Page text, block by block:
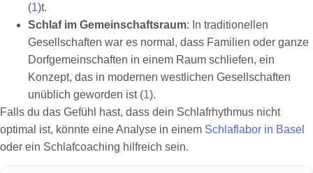
(1)t.
Schlaf im Gemeinschaftsraum: In traditionellen
Gesellschaften war es normal, dass Familien oder ganze
Dorfgemeinschaften in einem Raum schliefen, ein
Konzept, das in modernen westlichen Gesellschaften
unüblich geworden ist (1).
Falls du das Gefühl hast, dass dein Schlafrhythmus nicht
optimal ist, könnte eine Analyse in einem Schlaflabor in Basel
oder ein Schlafcoaching hilfreich sein.